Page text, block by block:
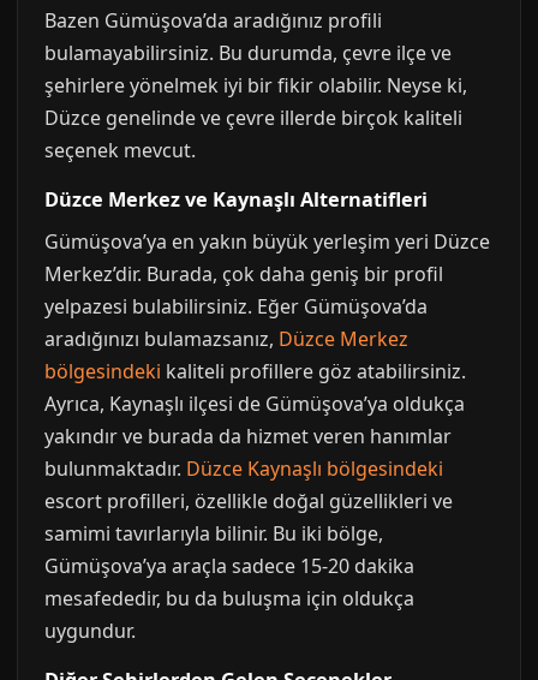
Bazen Gümüşova’da aradığınız profili
bulamayabilirsiniz. Bu durumda, çevre ilçe ve
şehirlere yönelmek iyi bir fikir olabilir. Neyse ki,
Düzce genelinde ve çevre illerde birçok kaliteli
seçenek mevcut.
Düzce Merkez ve Kaynaşlı Alternatifleri
Gümüşova’ya en yakın büyük yerleşim yeri Düzce
Merkez’dir. Burada, çok daha geniş bir profil
yelpazesi bulabilirsiniz. Eğer Gümüşova’da
aradığınızı bulamazsanız, Düzce Merkez
bölgesindeki kaliteli profillere göz atabilirsiniz.
Ayrıca, Kaynaşlı ilçesi de Gümüşova’ya oldukça
yakındır ve burada da hizmet veren hanımlar
bulunmaktadır. Düzce Kaynaşlı bölgesindeki
escort profilleri, özellikle doğal güzellikleri ve
samimi tavırlarıyla bilinir. Bu iki bölge,
Gümüşova’ya araçla sadece 15-20 dakika
mesafededir, bu da buluşma için oldukça
uygundur.